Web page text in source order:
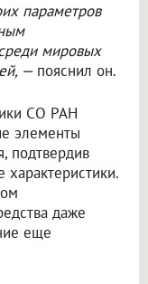
параметров
мировых
— пояснил он.
СО РАН
элементы
подтвердив
даже
еще